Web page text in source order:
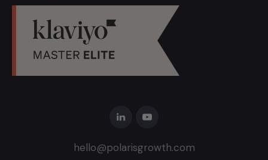
hello@polarisgrowth.com